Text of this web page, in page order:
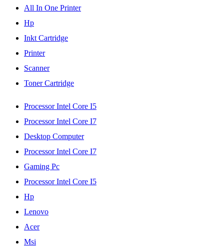
All In One Printer
Hp
Inkt Cartridge
Printer
Scanner
Toner Cartridge
Processor Intel Core I5
Processor Intel Core I7
Desktop Computer
Processor Intel Core I7
Gaming Pc
Processor Intel Core I5
Hp
Lenovo
Acer
Msi